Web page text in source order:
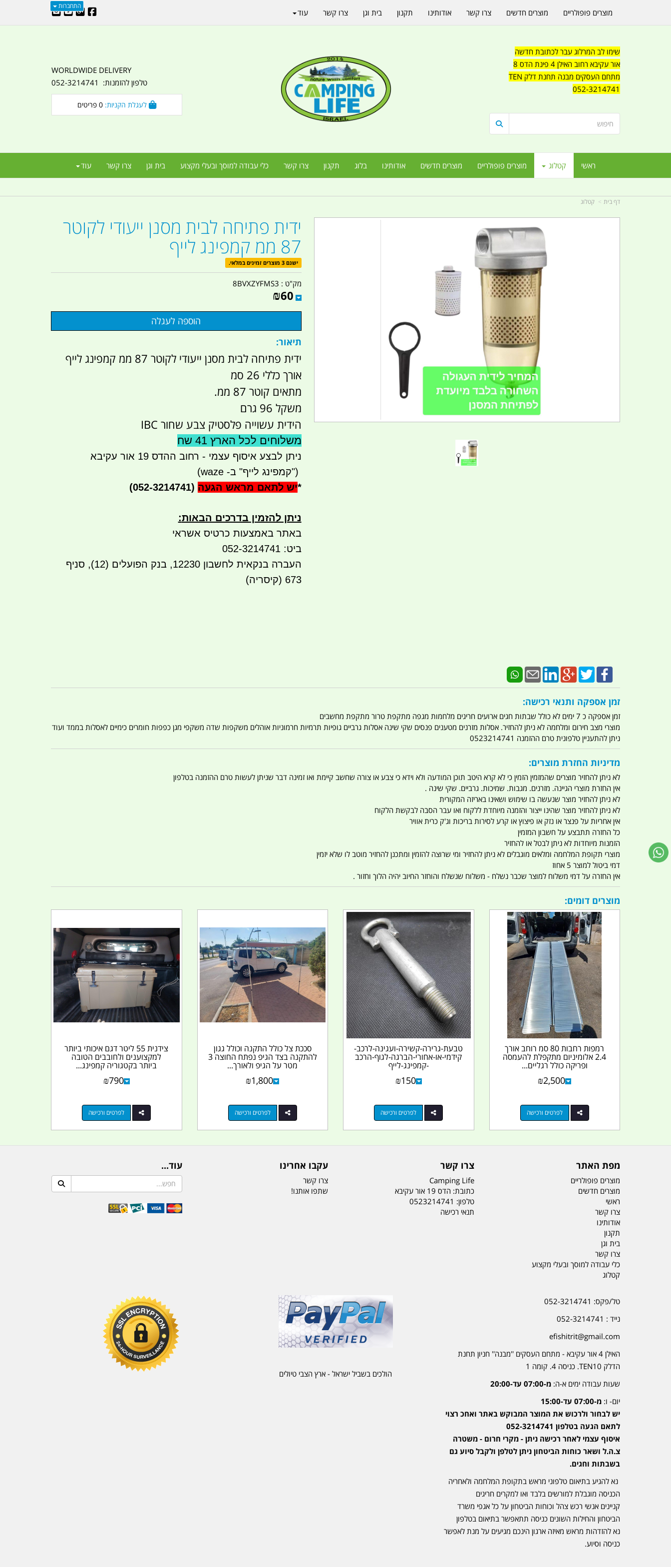
התחברות
שימו לב המרלוג עבר לכתובת חדשה
אור עקיבא רחוב האילן 4 פינת הדס 8
מתחם העסקים מבנה תחנת דלק TEN
052-3214741
WORLDWIDE DELIVERY
טלפון להזמנות: 052-3214741
0
ראשי קטלוג מוצרים פופולריים מוצרים חדשים אודותינו בלוג תקנון צרו קשר כלי עבודה למוסך ובעלי מקצוע בית וגן צרו קשר עוד
מוצרים פופולריים מוצרים חדשים צרו קשר אודותינו תקנון בית וגן צרו קשר עוד
דף בית קטלוג
ידית פתיחה לבית מסנן ייעודי לקוטר
87 ממ קמפינג לייף
ישנם 3 מוצרים זמינים במלאי.
מק"ט : 8BVXZYFMS3
₪60
תיאור:
ידית פתיחה לבית מסנן ייעודי לקוטר 87 ממ קמפינג לייף
אורך כללי 26 סמ
מתאים קוטר 87 ממ.
משקל 96 גרם
הידית עשוייה פלסטיק צבע שחור IBC
משלוחים לכל הארץ 41 שח
ניתן לבצע איסוף עצמי - רחוב ההדס 19 אור עקיבא
")קמפינג לייף" ב- waze)
*יש לתאם מראש הגעה (052-3214741)
ניתן להזמין בדרכים הבאות:
באתר באמצעות כרטיס אשראי
ביט: 052-3214741
העברה בנקאית לחשבון 12230, בנק הפועלים (12), סניף
673 (קיסריה)
זמן אספקה ותנאי רכישה:
זמן אספקה כ 7 ימים לא כולל שבתות חגים ארועים חריגים מלחמות מגפה מתקפת טרור מתקפת מחשבים
מוצרי מצב חירום ומלחמה לא ניתן להחזיר. אסלות מזרנים מטענים פנסים שקי שינה אסלות גרביים גופיות תרמיות חרמוניות אוהלים משקפות שדה משקפי מגן כפפות חומרים כימיים לאסלות בממד ועוד
ניתן להתעניין טלפונית טרם ההזמנה 0523214741
מדיניות החזרת מוצרים:
לא ניתן להחזיר מוצרים שהמזמין הזמין כי לא קרא היטב תוכן המודעה ולא וידא כי צבע או צורה שחשב קיימת ואו זמינה דבר שניתן לעשות טרם ההזמנה בטלפון
אין החזרת מוצרי הגיינה. מזרנים. מגבות. שמיכות. גרביים. שקי שינה .
לא ניתן להחזיר מוצר שנעשה בו שימוש ושאינו באריזה המקורית
לא ניתן להחזיר מוצר שהינו ייצור והזמנה מיוחדת ללקוח ואו עבר הסבה לבקשת הלקוח
אין אחריות על פנצר או נזק או פיצוץ או קרע לסירות בריכות וג'ק כרית אוויר
כל החזרה תתבצע על חשבון המזמין
הזמנות מיוחדות לא ניתן לבטל או להחזיר
מוצרי תקופת המלחמה ומלאים מוגבלים לא ניתן להחזיר ומי שרוצה להזמין ומתכנן להחזיר מוטב לו שלא יזמין
דמי ביטול למוצר 5 אחוז
אין החזרה על דמי משלוח למוצר שכבר נשלח - משלוח שנשלח והוחזר החיוב יהיה הלוך וחזור .
מוצרים דומים:
רמפות רחבות 80 סמ רוחב אורך
2.4 אלומיניום מתקפלת להעמסה
ופריקה כולל רגליים...
₪2,500
לפרטים ורכישה
טבעת-גרירה-קשירה-ועגינה-לרכב-
קידמי-או-אחורי-הברגה-לגוף-הרכב
-קמפינג-לייף
₪150
לפרטים ורכישה
סככת צל כולל התקנה וכולל גגון
להתקנה בצד הגיפ נפתח החוצה 3
מטר על הגיפ ולאורך...
₪1,800
לפרטים ורכישה
צידנית 55 ליטר דגם איכותי ביותר
למקצוענים ולחובבים הטובה
ביותר בקטגוריה קמפינג...
₪790
לפרטים ורכישה
מפת האתר
מוצרים פופולריים
מוצרים חדשים
ראשי
צרו קשר
אודותינו
תקנון
בית וגן
צרו קשר
כלי עבודה למוסך ובעלי מקצוע
קטלוג
צרו קשר
Camping Life
כתובת: הדס 19 אור עקיבא
טלפון: 0523214741
תנאי רכישה
עקבו אחרינו
צרו קשר
שתפו אותנו!
עוד...
טל/פקס: 052-3214741
נייד : 052-3214741
efishitrit@gmail.com
האילן 4 אור עקיבא - מתחם העסקים ''מבנה'' חניון תחנת
הדלק TEN10. כניסה 4. קומה 1
שעות עבודה ימים א-ה: מ-07:00 עד-20:00
יום- ו: מ-07:00 עד-15:00
יש לבחור ולרכוש את המוצר המבוקש באתר ואחכ רצוי
לתאם הגעה בטלפון 052-3214741
איסוף עצמי לאחר רכישה ניתן - מקרי חרום - משטרה
צ.ה.ל ושאר כוחות הביטחון ניתן לטלפן ולקבל סיוע גם
בשבתות וחגים.
נא להגיע בתיאום טלפוני מראש בתקופת המלחמה ולאחריה
הכניסה מוגבלת למורשים בלבד ואו למקרים חריגים
קניינים אנשי רכש צהל וכוחות הביטחון על כל אגפי משרד
הביטחון והחילות השונים כניסה תתאפשר בתיאום בטלפון
נא להזדהות מראש מאיזה ארגון הינכם מגיעים על מנת לאפשר
כניסה וסיוע.
הולכים בשביל ישראל - ארץ הצבי טיולים